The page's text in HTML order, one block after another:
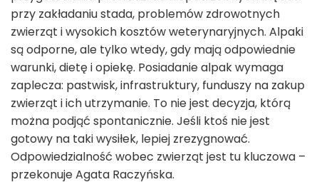
przy zakładaniu stada, problemów zdrowotnych
zwierząt i wysokich kosztów weterynaryjnych. Alpaki
są odporne, ale tylko wtedy, gdy mają odpowiednie
warunki, dietę i opiekę. Posiadanie alpak wymaga
zaplecza: pastwisk, infrastruktury, funduszy na zakup
zwierząt i ich utrzymanie. To nie jest decyzja, którą
można podjąć spontanicznie. Jeśli ktoś nie jest
gotowy na taki wysiłek, lepiej zrezygnować.
Odpowiedzialność wobec zwierząt jest tu kluczowa –
przekonuje Agata Raczyńska.